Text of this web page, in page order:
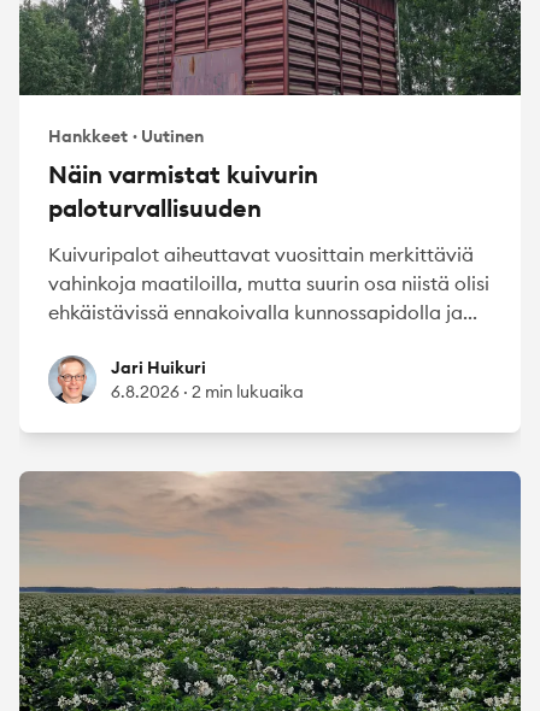
Hankkeet · Uutinen
Näin varmistat kuivurin
paloturvallisuuden
Kuivuripalot aiheuttavat vuosittain merkittäviä
vahinkoja maatiloilla, mutta suurin osa niistä olisi
ehkäistävissä ennakoivalla kunnossapidolla ja...
Jari HuikuriJari Huikuri
6.8.2026 · 2 min lukuaika